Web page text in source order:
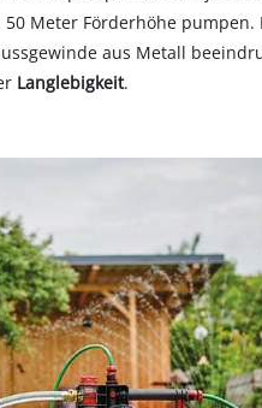
Meter Förderhöhe pumpen.
aus Metall
Langlebigkeit.